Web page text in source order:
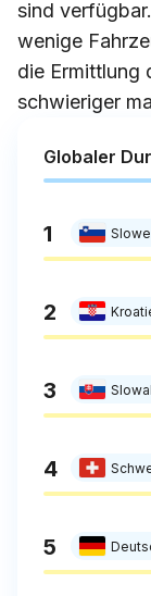
sind
wenige
die Ermittlung
schwieriger
Globaler
1
2
3
4
5